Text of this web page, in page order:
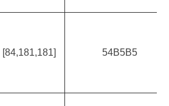
[84,181,181] 54B5B5